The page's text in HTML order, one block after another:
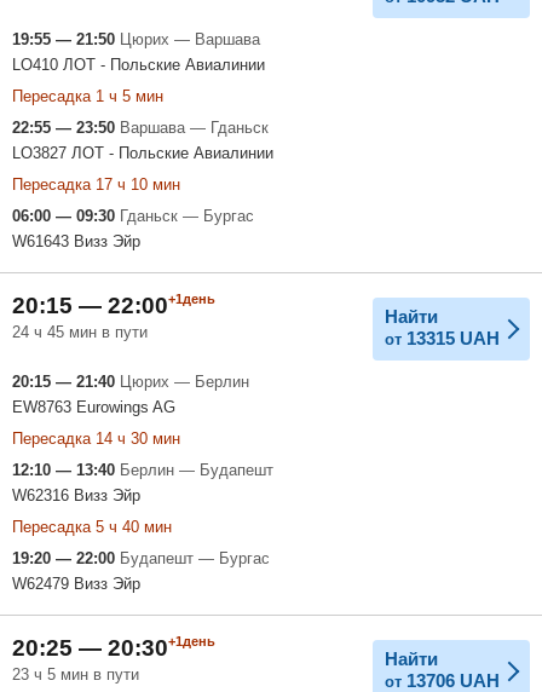
19:55 — 21:50 Цюрих — Варшава
LO410 ЛОТ - Польские Авиалинии
Пересадка 1 ч 5 мин
22:55 — 23:50 Варшава — Гданьск
LO3827 ЛОТ - Польские Авиалинии
Пересадка 17 ч 10 мин
06:00 — 09:30 Гданьск — Бургас
W61643 Визз Эйр
20:15 — 22:00+1день
24 ч 45 мин в пути
Найти
от 13315 UAH
20:15 — 21:40 Цюрих — Берлин
EW8763 Eurowings AG
Пересадка 14 ч 30 мин
12:10 — 13:40 Берлин — Будапешт
W62316 Визз Эйр
Пересадка 5 ч 40 мин
19:20 — 22:00 Будапешт — Бургас
W62479 Визз Эйр
20:25 — 20:30+1день
23 ч 5 мин в пути
Найти
от 13706 UAH